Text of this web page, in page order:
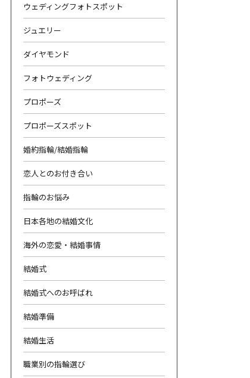
プライバシーポリシー
ウェディングフォトスポット
ジュエリー
ダイヤモンド
フォトウェディング
プロポーズ
プロポーズスポット
婚約指輪/結婚指輪
恋人とのお付き合い
指輪のお悩み
日本各地の結婚文化
海外の恋愛・結婚事情
結婚式
結婚式へのお呼ばれ
結婚準備
結婚生活
職業別の指輪選び